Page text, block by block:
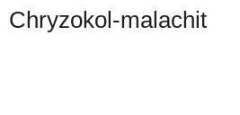
Chryzokol-malachit